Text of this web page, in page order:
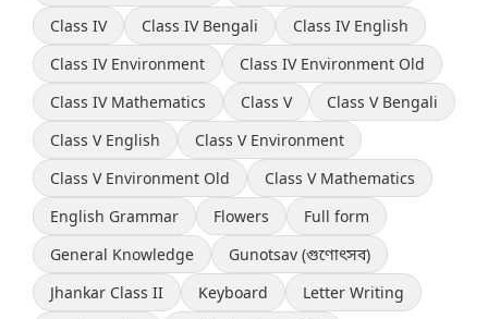
Class IV
Class IV Bengali
Class IV English
Class IV Environment
Class IV Environment Old
Class IV Mathematics
Class V
Class V Bengali
Class V English
Class V Environment
Class V Environment Old
Class V Mathematics
English Grammar
Flowers
Full form
General Knowledge
Gunotsav (গুণোৎসব)
Jhankar Class II
Keyboard
Letter Writing